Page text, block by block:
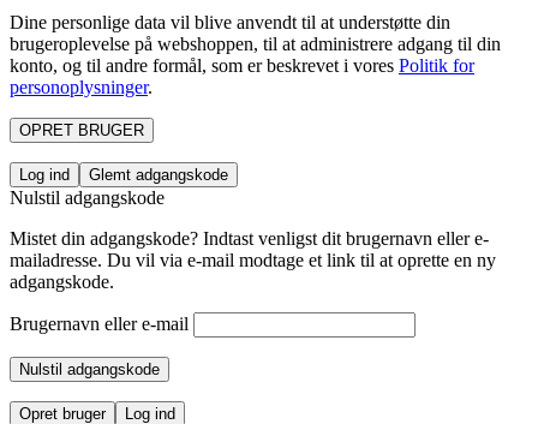
Dine personlige data vil blive anvendt til at understøtte din
brugeroplevelse på webshoppen, til at administrere adgang til din
konto, og til andre formål, som er beskrevet i vores Politik for
personoplysninger.
OPRET BRUGER
Log ind Glemt adgangskode
Nulstil adgangskode
Mistet din adgangskode? Indtast venligst dit brugernavn eller e-
mailadresse. Du vil via e-mail modtage et link til at oprette en ny
adgangskode.
Brugernavn eller e-mail
Nulstil adgangskode
Opret bruger Log ind